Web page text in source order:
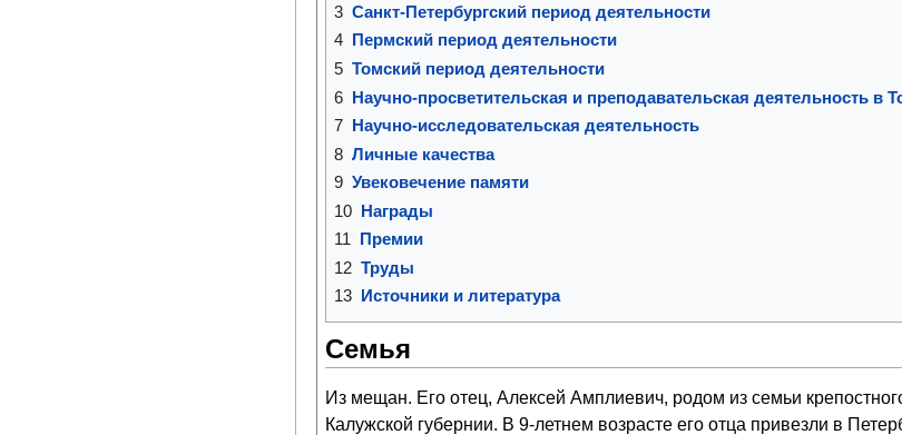
3 Санкт-Петербургский период деятельности
4
Пермский период деятельности
5 Томский период деятельности
6 Научно-просветительская и преподавательская деятельность в
7 Научно-исследовательская деятельность
8 Личные качества
9 Увековечение памяти
10 Награды
11 Премии
12 Труды
13 Источники и литература
Семья
Из мещан. Его отец, Алексей Амплиевич, родом из семьи
Калужской губернии. В 9-летнем возрасте его отца привезли в